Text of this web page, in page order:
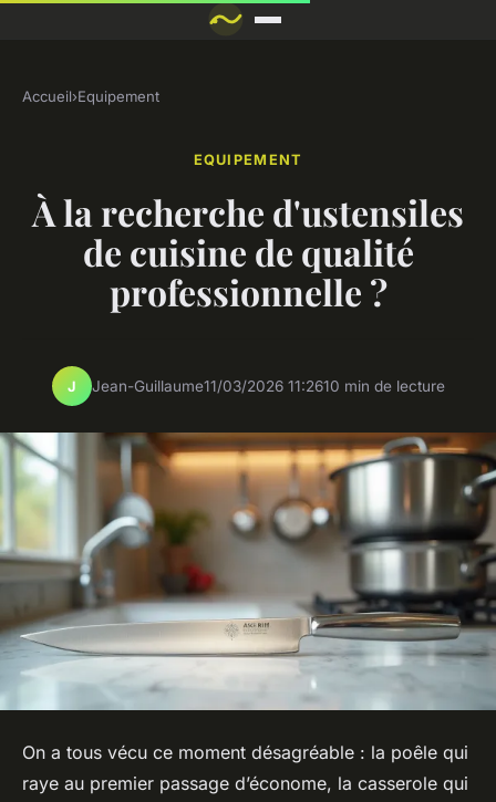
Accueil›Equipement
EQUIPEMENT
À la recherche d'ustensiles
de cuisine de qualité
professionnelle ?
J Jean-Guillaume11/03/2026 11:2610 min de lecture
On a tous vécu ce moment désagréable : la poêle qui
raye au premier passage d’économe, la casserole qui